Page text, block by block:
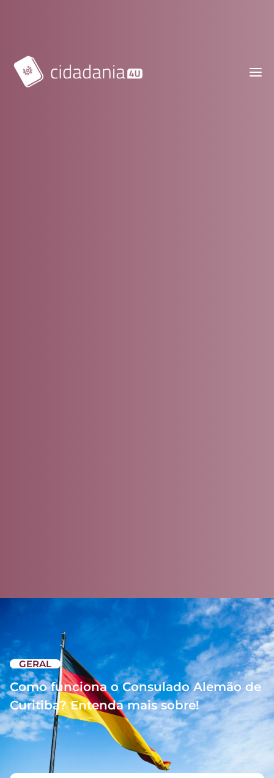
GERAL
Como funciona o Consulado Alemão de
Curitiba? Entenda mais sobre!